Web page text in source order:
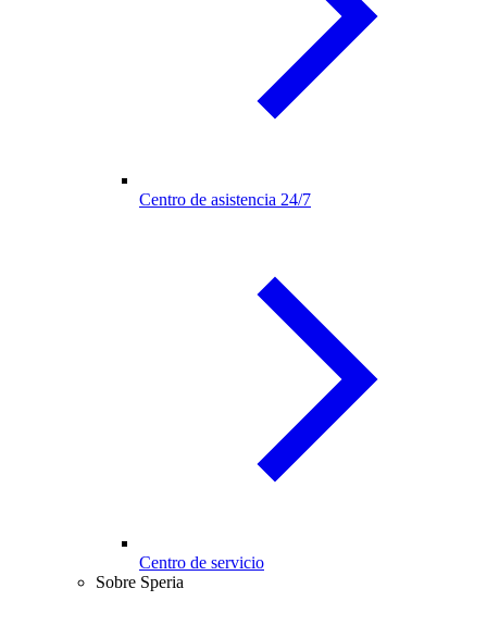
Centro de asistencia 24/7
Centro de servicio
Sobre Speria